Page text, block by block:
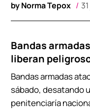
byNorma Tepox
Bandas
liberan
Bandas armadas
sábado, desatando
penitenciaría